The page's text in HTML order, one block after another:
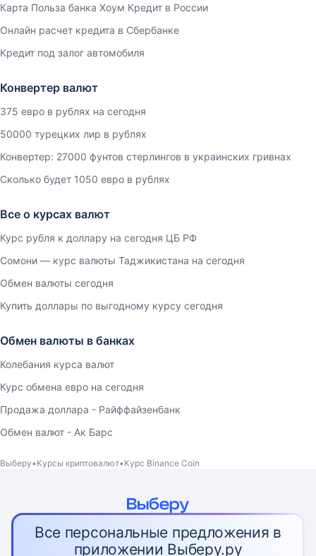
Карта Польза банка Хоум Кредит в России
Онлайн расчет кредита в Сбербанке
Кредит под залог автомобиля
Конвертер валют
375 евро в рублях на сегодня
50000 турецких лир в рублях
Конвертер: 27000 фунтов стерлингов в украинских гривнах
Сколько будет 1050 евро в рублях
Все о курсах валют
Курс рубля к доллару на сегодня ЦБ РФ
Сомони — курс валюты Таджикистана на сегодня
Обмен валюты сегодня
Купить доллары по выгодному курсу сегодня
Обмен валюты в банках
Колебания курса валют
Курс обмена евро на сегодня
Продажа доллара - Райффайзенбанк
Обмен валют - Ак Барс
Выберу Курсы криптовалют Курс Binance Coin
Все персональные предложения в
приложении Выберу.ру